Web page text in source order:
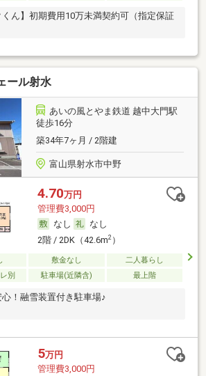
くん】初期費用10万未満契約可（指定保証
ール射水
あいの風とやま鉄道 越中大門駅
徒歩16分
築34年7ヶ月 / 2階建
富山県射水市中野
4.70万円
管理費3,000円
なし
なし
2階 / 2DK（42.6m2）
敷金なし
二人暮らし
別
駐車場(近隣含) 最上階
！融雪装置付き駐車場♪
5万円
管理費3,000円